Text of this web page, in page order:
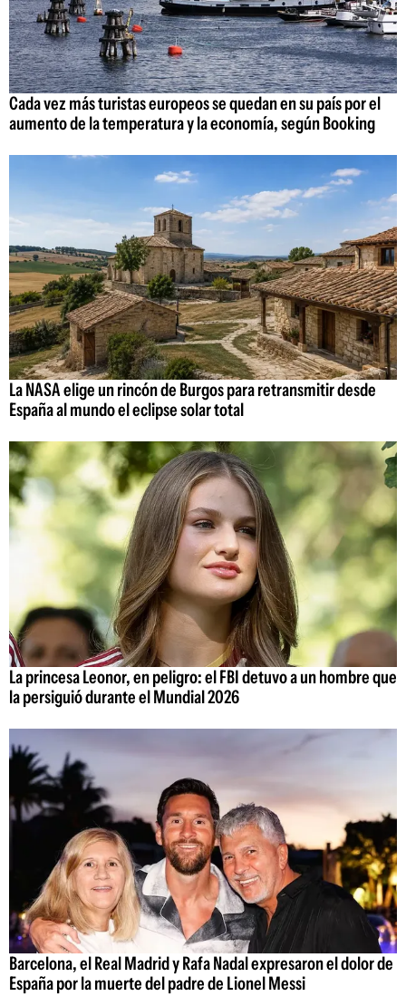
Cada vez más turistas europeos se quedan en su país por el
aumento de la temperatura y la economía, según Booking
La NASA elige un rincón de Burgos para retransmitir desde
España al mundo el eclipse solar total
La princesa Leonor, en peligro: el FBI detuvo a un hombre que
la persiguió durante el Mundial 2026
Barcelona, el Real Madrid y Rafa Nadal expresaron el dolor de
España por la muerte del padre de Lionel Messi